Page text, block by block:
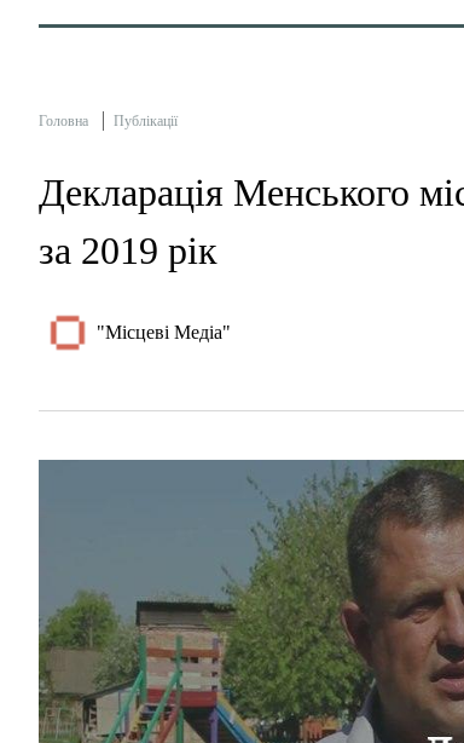
Головна Публікації
Декларація Менського
за 2019 рік
"Місцеві Медіа"